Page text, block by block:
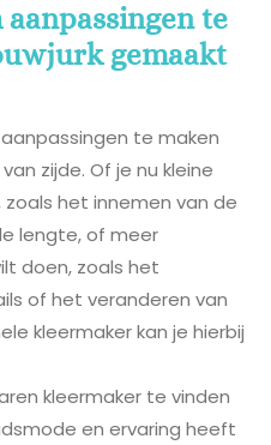
te
gemaakt
te maken
zijde. Of je nu kleine
het innemen van de
lengte, of meer
doen, zoals het
of het veranderen van
kleermaker kan je hierbij
kleermaker te vinden
en ervaring heeft